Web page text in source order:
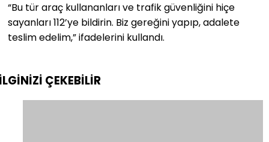
“Bu tür araç kullananları ve trafik güvenliğini hiçe
sayanları 112’ye bildirin. Biz gereğini yapıp, adalete
teslim edelim,” ifadelerini kullandı.
ÇEKEBİLİR